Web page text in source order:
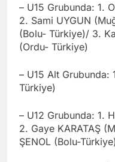
– U15 Grubunda: 1.
2. Sami UYGUN
(Bolu- Türkiye)/ 3.
(Ordu- Türkiye)
– U15 Alt Grubunda:
Türkiye)
– U12 Grubunda: 1.
2. Gaye KARATAŞ
ŞENOL (Bolu-Türkiye)